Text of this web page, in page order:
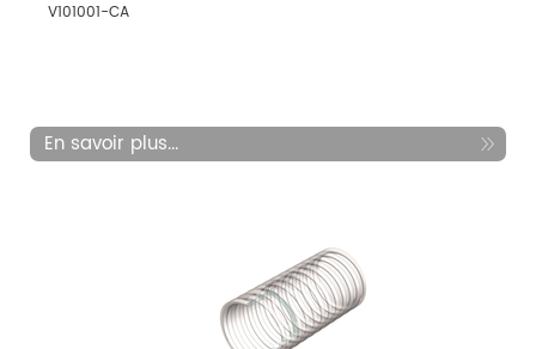
V101001-CA
En savoir plus...